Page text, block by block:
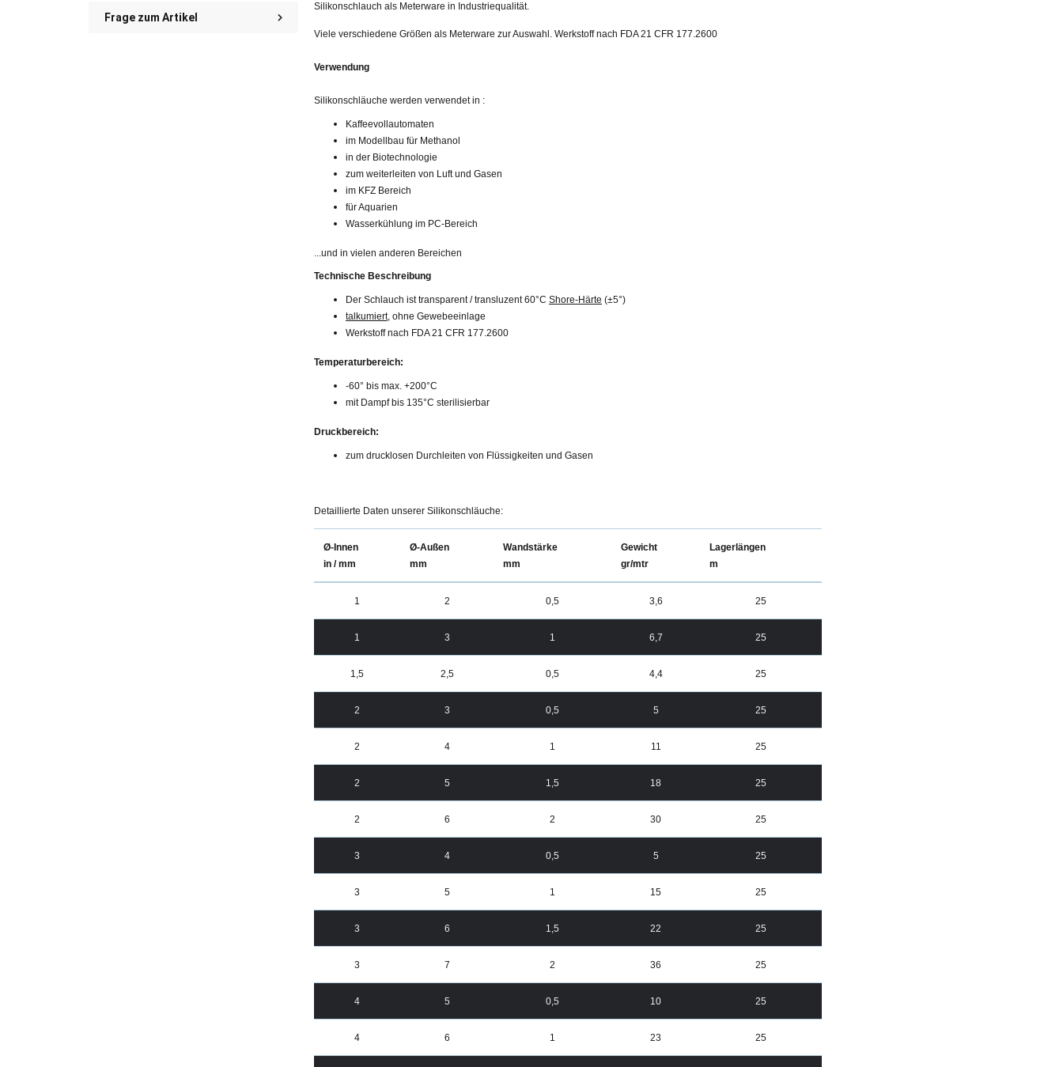
Frage zum Artikel
Silikonschlauch als Meterware in Industriequalität.
Viele verschiedene Größen als Meterware zur Auswahl. Werkstoff nach FDA 21 CFR 177.2600
Verwendung
Silikonschläuche werden verwendet in :
Kaffeevollautomaten
im Modellbau für Methanol
in der Biotechnologie
zum weiterleiten von Luft und Gasen
im KFZ Bereich
für Aquarien
Wasserkühlung im PC-Bereich
...und in vielen anderen Bereichen
Technische Beschreibung
Der Schlauch ist transparent / transluzent 60°C Shore-Härte (±5°)
talkumiert, ohne Gewebeeinlage
Werkstoff nach FDA 21 CFR 177.2600
Temperaturbereich:
-60° bis max. +200°C
mit Dampf bis 135°C sterilisierbar
Druckbereich:
zum drucklosen Durchleiten von Flüssigkeiten und Gasen
Detaillierte Daten unserer Silikonschläuche:
Ø-Innen
in / mm
Ø-Außen
mm
Wandstärke
mm
Gewicht
gr/mtr
Lagerlängen
m
1 2 0,5 3,6 25
1 3 1 6,7 25
1,5 2,5 0,5 4,4 25
2 3 0,5 5 25
2 4 1 11 25
2 5 1,5 18 25
2 6 2 30 25
3 4 0,5 5 25
3 5 1 15 25
3 6 1,5 22 25
3 7 2 36 25
4 5 0,5 10 25
4 6 1 23 25